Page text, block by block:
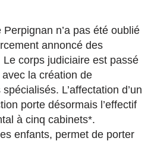
n’a pas été oublié
annoncé des
corps judiciaire est passé
la création de
L’affectation d’un
porte désormais l’effectif
à cinq cabinets*.
enfants, permet de porter